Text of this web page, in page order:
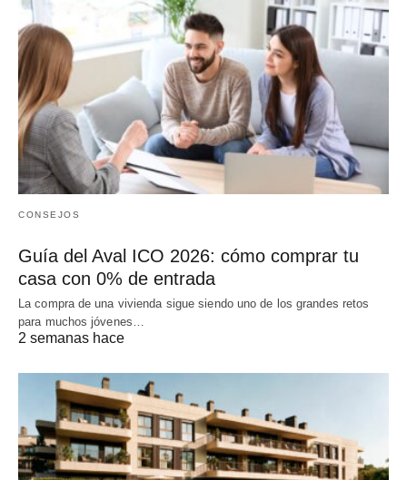
CONSEJOS
Guía del Aval ICO 2026: cómo comprar tu
casa con 0% de entrada
La compra de una vivienda sigue siendo uno de los grandes retos
para muchos jóvenes…
2 semanas hace